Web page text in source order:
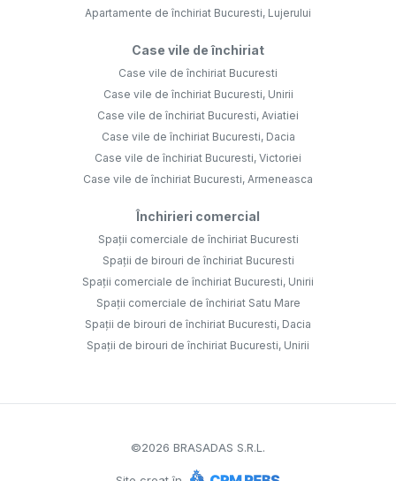
Apartamente de închiriat Bucuresti, Lujerului
Case vile de închiriat
Case vile de închiriat Bucuresti
Case vile de închiriat Bucuresti, Unirii
Case vile de închiriat Bucuresti, Aviatiei
Case vile de închiriat Bucuresti, Dacia
Case vile de închiriat Bucuresti, Victoriei
Case vile de închiriat Bucuresti, Armeneasca
Închirieri comercial
Spații comerciale de închiriat Bucuresti
Spații de birouri de închiriat Bucuresti
Spații comerciale de închiriat Bucuresti, Unirii
Spații comerciale de închiriat Satu Mare
Spații de birouri de închiriat Bucuresti, Dacia
Spații de birouri de închiriat Bucuresti, Unirii
©2026 BRASADAS S.R.L.